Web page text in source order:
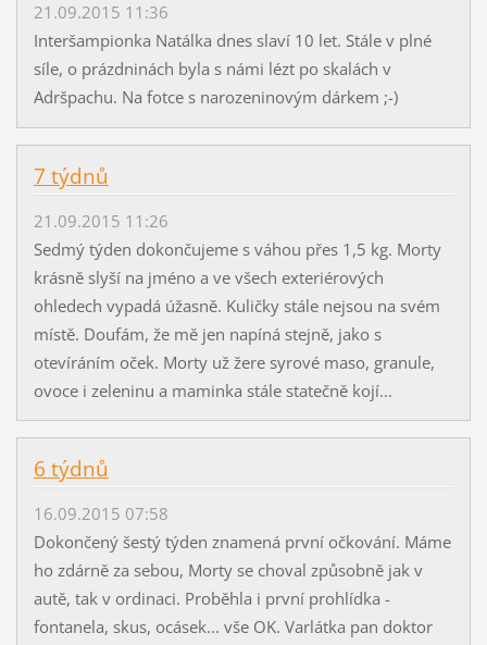
21.09.2015 11:36
Interšampionka Natálka dnes slaví 10 let. Stále v plné
síle, o prázdninách byla s námi lézt po skalách v
Adršpachu. Na fotce s narozeninovým dárkem ;-)
7 týdnů
21.09.2015 11:26
Sedmý týden dokončujeme s váhou přes 1,5 kg. Morty
krásně slyší na jméno a ve všech exteriérových
ohledech vypadá úžasně. Kuličky stále nejsou na svém
místě. Doufám, že mě jen napíná stejně, jako s
otevíráním oček. Morty už žere syrové maso, granule,
ovoce i zeleninu a maminka stále statečně kojí...
6 týdnů
16.09.2015 07:58
Dokončený šestý týden znamená první očkování. Máme
ho zdárně za sebou, Morty se choval způsobně jak v
autě, tak v ordinaci. Proběhla i první prohlídka -
fontanela, skus, ocásek... vše OK. Varlátka pan doktor